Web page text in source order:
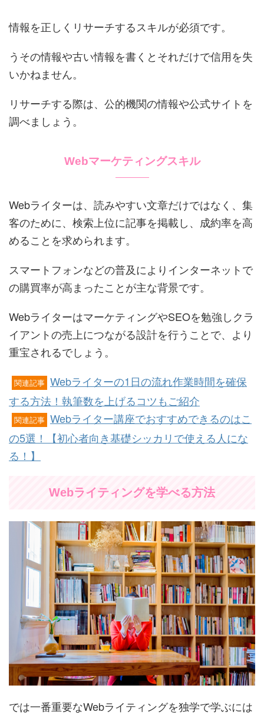
情報を正しくリサーチするスキルが必須です。
うその情報や古い情報を書くとそれだけで信用を失
いかねません。
リサーチする際は、公的機関の情報や公式サイトを
調べましょう。
Webマーケティングスキル
Webライターは、読みやすい文章だけではなく、集
客のために、検索上位に記事を掲載し、成約率を高
めることを求められます。
スマートフォンなどの普及によりインターネットで
の購買率が高まったことが主な背景です。
WebライターはマーケティングやSEOを勉強しクラ
イアントの売上につながる設計を行うことで、より
重宝されるでしょう。
関連記事 Webライターの1日の流れ作業時間を確保
する方法！執筆数を上げるコツもご紹介
関連記事 Webライター講座でおすすめできるのはこ
の5選！【初心者向き基礎シッカリで使える人にな
る！】
Webライティングを学べる方法
では一番重要なWebライティングを独学で学ぶには